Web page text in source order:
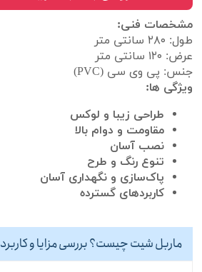
مشخصات فنی:
طول: ۲۸۰ سانتی متر
عرض: ۱۲۰ سانتی متر
جنس: پی وی سی (PVC)
ویژگی ها:
طراحی زیبا و لوکس
مقاومت و دوام بالا
نصب آسان
تنوع رنگ و طرح
پاک‌سازی و نگهداری آسان
کاربردهای گسترده
ماربل شیت چیست؟ بررسی مزایا و